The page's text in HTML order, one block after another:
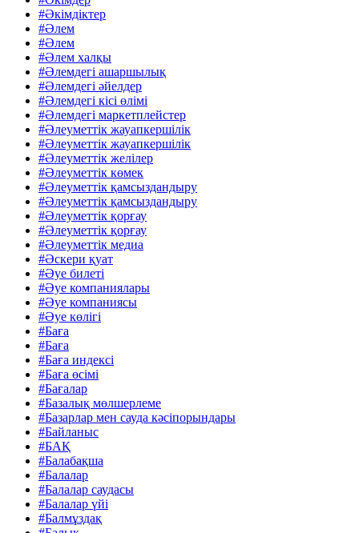
#Әкімдіктер
#Әлем
#Әлем
#Әлем халқы
#Әлемдегі ашаршылық
#Әлемдегі әйелдер
#Әлемдегі кісі өлімі
#Әлемдегі маркетплейстер
#Әлеуметтік жауапкершілік
#Әлеуметтік жауапкершілік
#Әлеуметтік желілер
#Әлеуметтік көмек
#Әлеуметтік қамсыздандыру
#Әлеуметтік қамсыздандыру
#Әлеуметтік қорғау
#Әлеуметтік қорғау
#Әлеуметтік медиа
#Әскери қуат
#Әуе билеті
#Әуе компаниялары
#Әуе компаниясы
#Әуе көлігі
#Баға
#Баға
#Баға индексі
#Баға өсімі
#Бағалар
#Базалық мөлшерлеме
#Базарлар мен сауда кәсіпорындары
#Байланыс
#БАҚ
#Балабақша
#Балалар
#Балалар саудасы
#Балалар үйі
#Балмұздақ